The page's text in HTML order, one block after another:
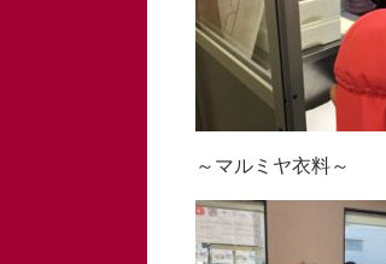
～マルミヤ衣料～